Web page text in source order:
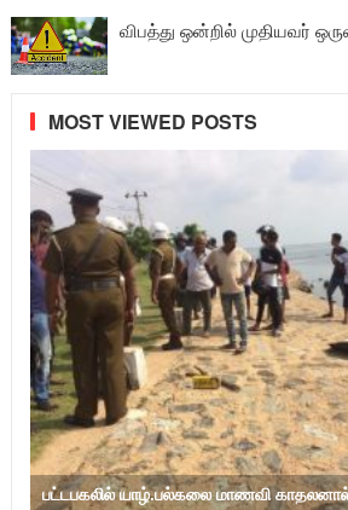
விபத்து ஒன்றில் முதியவர்
MOST VIEWED POSTS
பட்டபகலில் யாழ்.பல்கலை மாணவி